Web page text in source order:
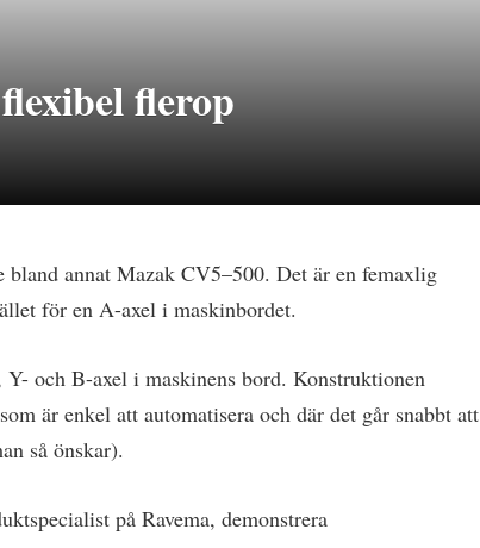
flerop
bland annat Mazak CV5–500. Det är en femaxlig
för en A-axel i maskinbordet.
och B-axel i maskinens bord. Konstruktionen
är enkel att automatisera och där det går snabbt att
så önskar).
på Ravema, demonstrera